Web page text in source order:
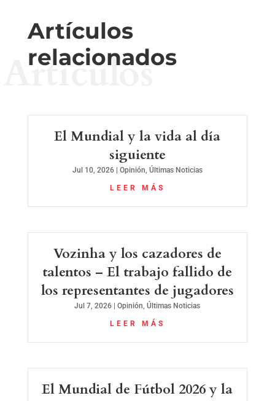
Artículos
relacionados
Artículos
El Mundial y la vida al día
siguiente
Jul 10, 2026| Opinión, Últimas Noticias
LEER MÁS
Vozinha y los cazadores de
talentos – El trabajo fallido de
los representantes de jugadores
Jul 7, 2026 |Opinión,Últimas Noticias
LEER MÁS
El Mundial de Fútbol 2026 y la